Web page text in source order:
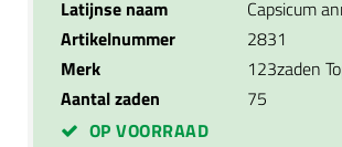
Latijnse naam
Capsicum
Artikelnummer
2831
Merk
123zaden
Aantal zaden
75
OP VOORRAAD